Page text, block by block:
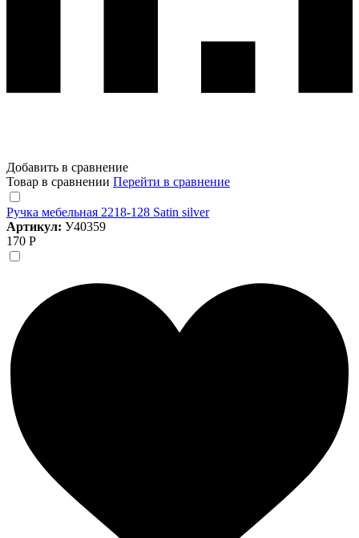
Добавить в сравнение
Товар в сравнении Перейти в сравнение
Ручка мебельная 2218-128 Satin silver
Артикул: У40359
170 Р